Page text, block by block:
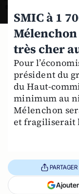
SMIC à 1
très cher
Pour
président du
du Haut-
minimum au
Mélenchon
et fragiliserait
PARTAGER